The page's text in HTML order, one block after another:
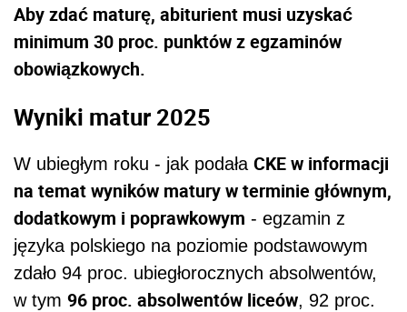
Aby zdać maturę, abiturient musi uzyskać
minimum 30 proc. punktów z egzaminów
obowiązkowych.
Wyniki matur 2025
W ubiegłym roku - jak podała CKE w informacji
na temat wyników matury w terminie głównym,
dodatkowym i poprawkowym - egzamin z
języka polskiego na poziomie podstawowym
zdało 94 proc. ubiegłorocznych absolwentów,
w tym 96 proc. absolwentów liceów, 92 proc.